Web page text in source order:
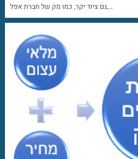
גם ציוד יקר, כמו מק של חברת אפל,…